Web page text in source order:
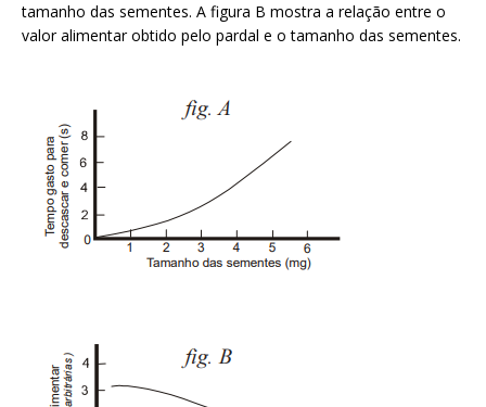
tamanho das sementes. A figura B mostra a relação entre o
valor alimentar obtido pelo pardal e o tamanho das sementes.